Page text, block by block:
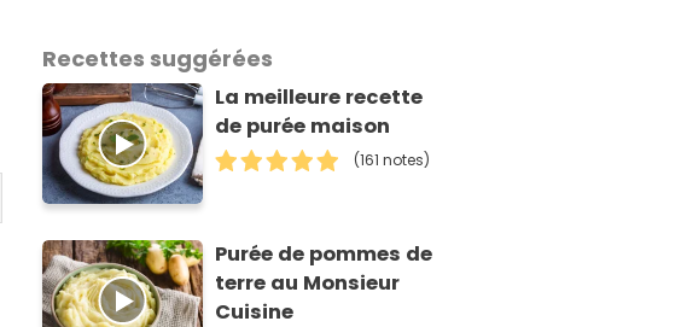
Recettes suggérées
La meilleure recette
de purée maison
(161 notes)
Purée de pommes de
terre au Monsieur
Cuisine